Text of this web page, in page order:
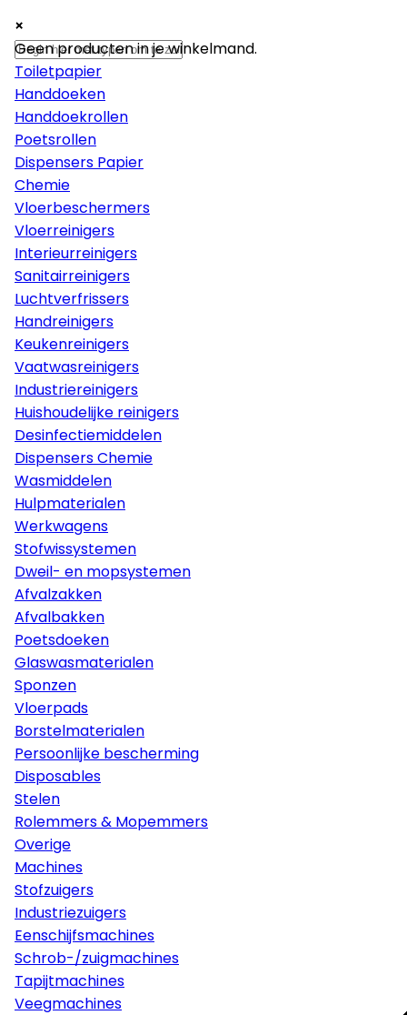
×
Papier
Toiletpapier
Handdoeken
Handdoekrollen
Poetsrollen
Dispensers Papier
Chemie
Vloerbeschermers
Vloerreinigers
Interieurreinigers
Sanitairreinigers
Luchtverfrissers
Handreinigers
Keukenreinigers
Vaatwasreinigers
Industriereinigers
Huishoudelijke reinigers
Desinfectiemiddelen
Dispensers Chemie
Wasmiddelen
Hulpmaterialen
Werkwagens
Stofwissystemen
Dweil- en mopsystemen
Afvalzakken
Afvalbakken
Poetsdoeken
Glaswasmaterialen
Sponzen
Vloerpads
Borstelmaterialen
Persoonlijke bescherming
Disposables
Stelen
Rolemmers & Mopemmers
Overige
Machines
Stofzuigers
Industriezuigers
Eenschijfsmachines
Schrob-/zuigmachines
Tapijtmachines
Veegmachines
×
×
Geen producten in je winkelmand.